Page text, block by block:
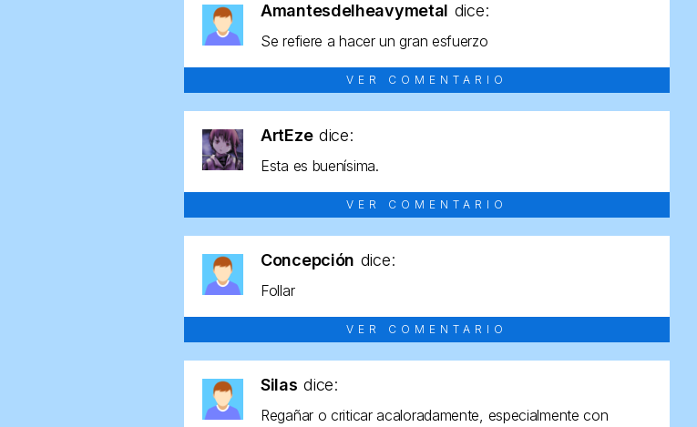
Amantesdelheavymetal dice:
Se refiere a hacer un gran esfuerzo
VER COMENTARIO
ArtEze dice:
Esta es buenísima.
VER COMENTARIO
Concepción dice:
Follar
VER COMENTARIO
Silas dice:
Regañar o criticar acaloradamente, especialmente con